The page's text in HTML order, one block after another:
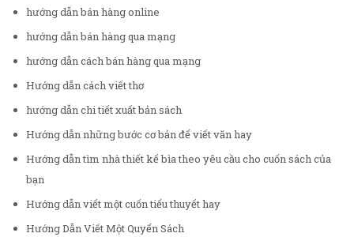
hướng dẫn bán hàng online
hướng dẫn bán hàng qua mạng
hướng dẫn cách bán hàng qua mạng
Hướng dẫn cách viết thơ
hướng dẫn chi tiết xuất bản sách
Hướng dẫn những bước cơ bản để viết văn hay
Hướng dẫn tìm nhà thiết kế bìa theo yêu cầu cho cuốn sách của
bạn
Hướng dẫn viết một cuốn tiểu thuyết hay
Hướng Dẫn Viết Một Quyển Sách